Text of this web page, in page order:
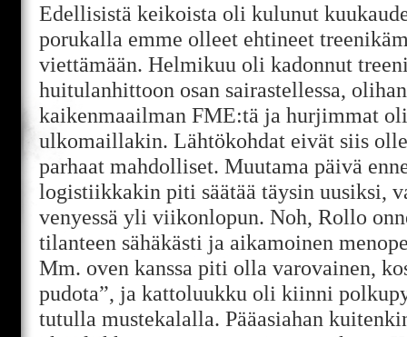
Edellisistä keikoista oli kulunut
porukalla emme olleet ehtineet
viettämään. Helmikuu oli kadonnut
huitulanhittoon osan sairastellessa,
kaikenmaailman FME:tä ja hurjimmat
ulkomaillakin. Lähtökohdat eivät siis
parhaat mahdolliset. Muutama päivä
logistiikkakin piti säätää täysin uusiksi,
venyessä yli viikonlopun. Noh, Rollo
tilanteen sähäkästi ja aikamoinen
Mm. oven kanssa piti olla varovainen,
pudota”, ja kattoluukku oli kiinni
tutulla mustekalalla. Pääasiahan